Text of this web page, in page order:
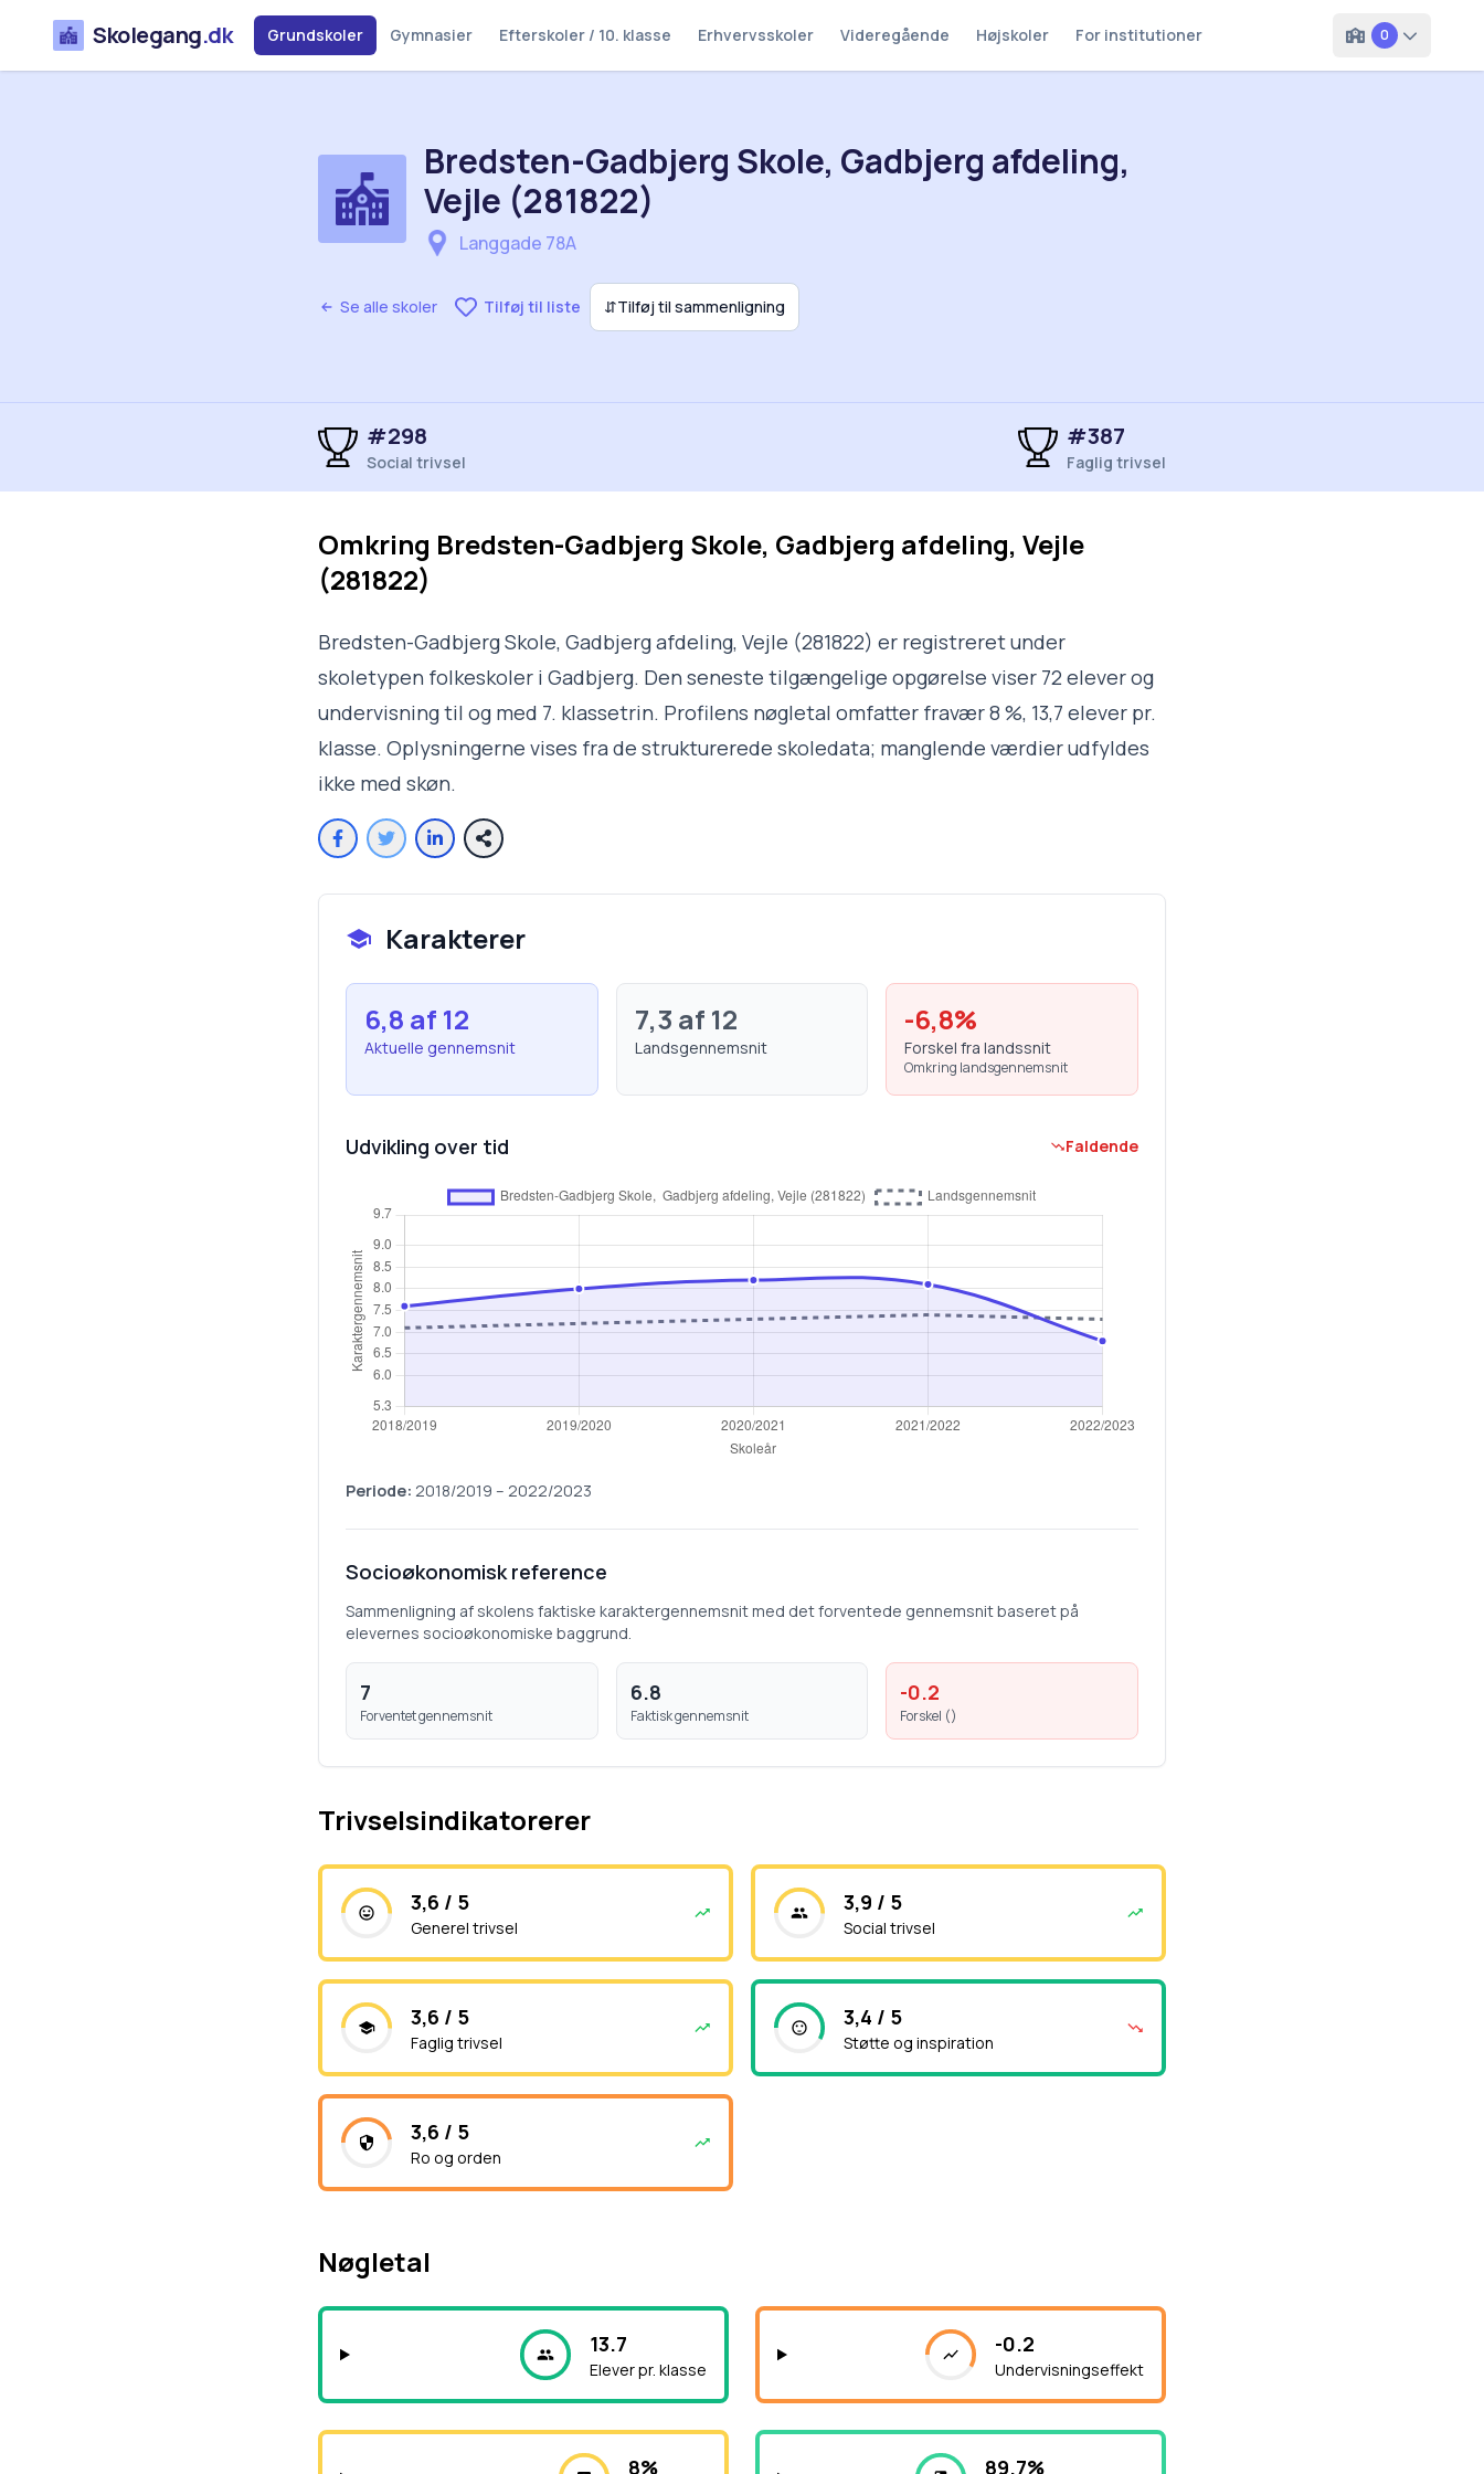
Skolegang.dk Grundskoler Gymnasier Efterskoler / 10. klasse Erhvervsskoler Videregående Højskoler For institutioner 0
Se alle skoler Tilføj til liste ⇵Tilføj til sammenligning
Bredsten-Gadbjerg Skole, Gadbjerg afdeling,
Vejle (281822)
Langgade 78A
#298
Social trivsel
#387
Faglig trivsel
Omkring Bredsten-Gadbjerg Skole, Gadbjerg afdeling, Vejle
(281822)
Bredsten-Gadbjerg Skole, Gadbjerg afdeling, Vejle (281822) er registreret under
skoletypen folkeskoler i Gadbjerg. Den seneste tilgængelige opgørelse viser 72 elever og
undervisning til og med 7. klassetrin. Profilens nøgletal omfatter fravær 8 %, 13,7 elever pr.
klasse. Oplysningerne vises fra de strukturerede skoledata; manglende værdier udfyldes
ikke med skøn.
Karakterer
6,8 af 12
Aktuelle gennemsnit
7,3 af 12
Landsgennemsnit
-6,8%
Forskel fra landssnit
Omkring landsgennemsnit
Udvikling over tid Faldende
Periode: 2018/2019 – 2022/2023
Socioøkonomisk reference
Sammenligning af skolens faktiske karaktergennemsnit med det forventede gennemsnit baseret på
elevernes socioøkonomiske baggrund.
7
Forventet gennemsnit
6.8
Faktisk gennemsnit
-0.2
Forskel ()
Trivselsindikatorerer
3,6 / 5
Generel trivsel
3,9 / 5
Social trivsel
3,6 / 5
Faglig trivsel
3,4 / 5
Støtte og inspiration
3,6 / 5
Ro og orden
Nøgletal
13.7
Elever pr. klasse
-0.2
Undervisningseffekt
8% 89.7%